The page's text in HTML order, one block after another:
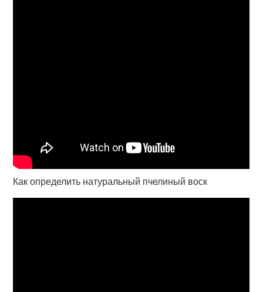
Как определить натуральный пчелиный воск